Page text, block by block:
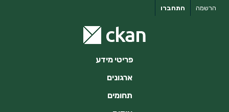
התחברו הרשמה
פריטי מידע
ארגונים
תחומים